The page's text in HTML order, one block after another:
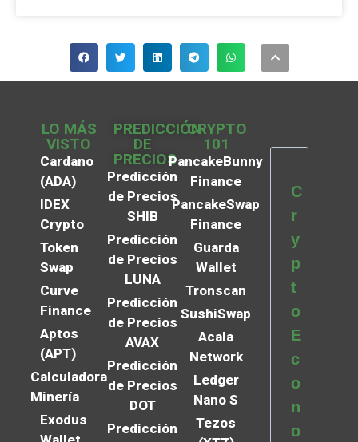
LO MÁS
VISTO
Cardano
(ADA)
IDEX
Crypto
Token
Swap
Curve
Finance
Aptos
(APT)
Calculadora
Minería
Exodus
PREDICCIÓN
DE
PRECIOS
Predicción
de Precios
SHIB
Predicción
de Precios
LUNA
Predicción
de Precios
AVAX
Predicción
de Precios
DOT
Predicción
CRYPTO
101
PancakeBunny
Finance
PancakeSwap
Finance
Guarda
Wallet
Tronscan
SushiSwap
Acala
Network
Ledger
Nano S
Tezos
C
r
y
p
t
o
E
c
o
n
o